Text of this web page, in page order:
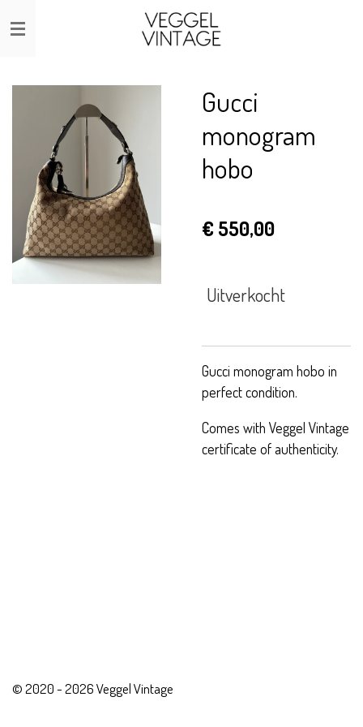
Ga
direct
de
hoofdinhoud
Gucci
monogram
hobo
€ 550,00
Uitverkocht
Gucci monogram hobo in
perfect condition.
Comes with Veggel Vintage
certificate of authenticity.
© 2020 - 2026 Veggel Vintage